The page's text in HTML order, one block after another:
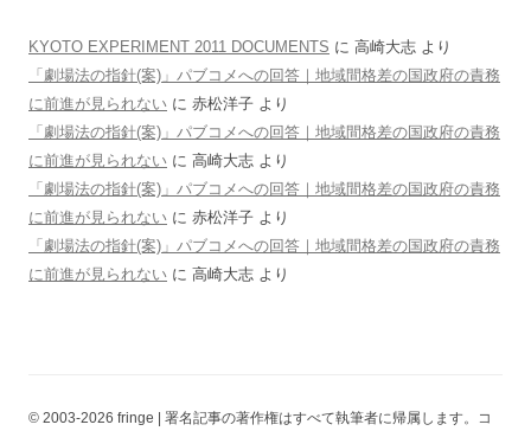
KYOTO EXPERIMENT 2011 DOCUMENTS に 高崎大志 より
「劇場法の指針(案)」パブコメへの回答｜地域間格差の国政府の責務
に前進が見られない に 赤松洋子 より
「劇場法の指針(案)」パブコメへの回答｜地域間格差の国政府の責務
に前進が見られない に 高崎大志 より
「劇場法の指針(案)」パブコメへの回答｜地域間格差の国政府の責務
に前進が見られない に 赤松洋子 より
「劇場法の指針(案)」パブコメへの回答｜地域間格差の国政府の責務
に前進が見られない に 高崎大志 より
© 2003-2026 fringe | 署名記事の著作権はすべて執筆者に帰属します。コ